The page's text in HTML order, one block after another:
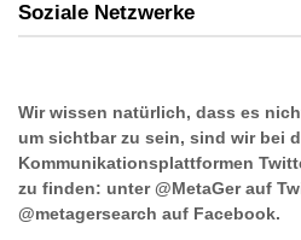
Soziale Netzwerke
Wir wissen natürlich, dass es
um sichtbar zu sein, sind wir bei
Kommunikationsplattformen
zu finden: unter @MetaGer auf
@metagersearch auf Facebook.